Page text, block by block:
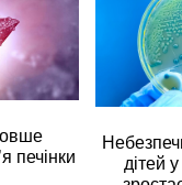
печінки
дітей